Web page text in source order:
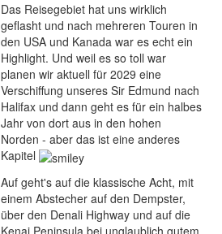
Das Reisegebiet hat uns wirklich
geflasht und nach mehreren Touren in
den USA und Kanada war es echt ein
Highlight. Und weil es so toll war
planen wir aktuell für 2029 eine
Verschiffung unseres Sir Edmund nach
Halifax und dann geht es für ein halbes
Jahr von dort aus in den hohen
Norden - aber das ist eine anderes
Kapitel
Auf geht's auf die klassische Acht, mit
einem Abstecher auf den Dempster,
über den Denali Highway und auf die
Kenai Peninsula bei unglaublich gutem